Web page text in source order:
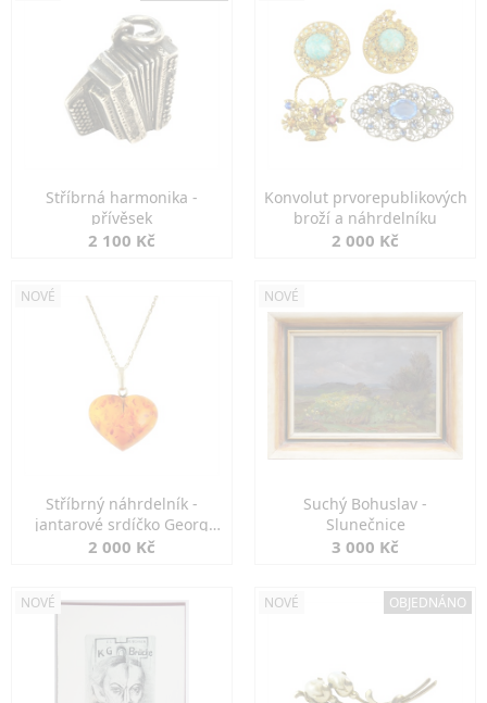
Stříbrná harmonika -
přívěsek
2 100 Kč
Konvolut prvorepublikových
broží a náhrdelníku
2 000 Kč
NOVÉ
Stříbrný náhrdelník -
jantarové srdíčko Georg
Kramer
2 000 Kč
NOVÉ
Suchý Bohuslav -
Slunečnice
3 000 Kč
NOVÉ NOVÉ OBJEDNÁNO